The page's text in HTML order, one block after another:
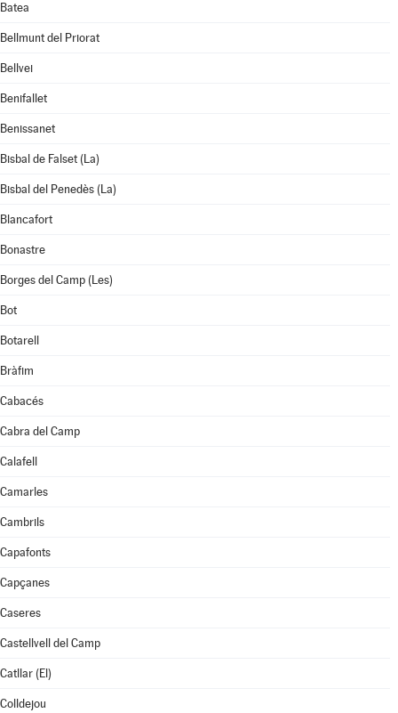
Batea
Bellmunt del Priorat
Bellvei
Benifallet
Benissanet
Bisbal de Falset (La)
Bisbal del Penedès (La)
Blancafort
Bonastre
Borges del Camp (Les)
Bot
Botarell
Bràfim
Cabacés
Cabra del Camp
Calafell
Camarles
Cambrils
Capafonts
Capçanes
Caseres
Castellvell del Camp
Catllar (El)
Colldejou